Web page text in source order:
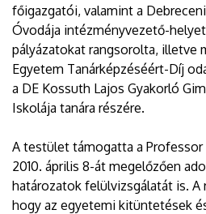
főigazgatói, valamint a
Óvodája intézményvezető-
pályázatokat rangsorolta, illetve
Egyetem Tanárképzéséért-Díj
a DE Kossuth Lajos Gyakorló
Iskolája tanára részére.
A testület támogatta a
2010. április 8-át megelőzően
határozatok felülvizsgálatát is. A
hogy az egyetemi kitüntetések